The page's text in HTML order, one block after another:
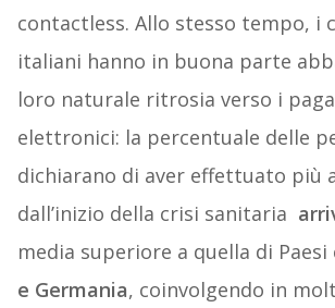
contactless. Allo stesso tempo, i
italiani hanno in buona parte
loro naturale ritrosia verso i
elettronici: la percentuale delle
dichiarano di aver effettuato più
dall’inizio della crisi sanitaria
media superiore a quella di Paesi
e Germania, coinvolgendo in